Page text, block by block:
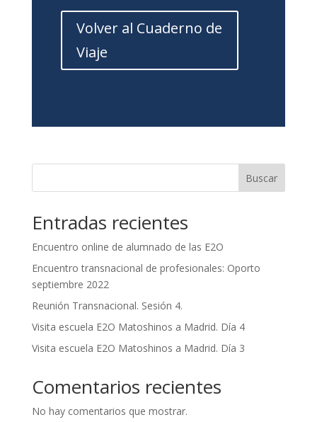
Volver al Cuaderno de
Viaje
Buscar
Entradas recientes
Encuentro online de alumnado de las E2O
Encuentro transnacional de profesionales: Oporto
septiembre 2022
Reunión Transnacional. Sesión 4.
Visita escuela E2O Matoshinos a Madrid. Día 4
Visita escuela E2O Matoshinos a Madrid. Día 3
Comentarios recientes
No hay comentarios que mostrar.